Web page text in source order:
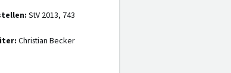
StV 2013, 743
Christian Becker